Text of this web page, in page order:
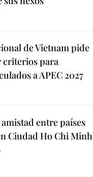
de Vietnam pide
para
a APEC 2027
entre países
Ciudad Ho Chi Minh